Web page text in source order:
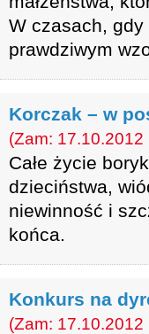
W czasach, gdy
prawdziwym
Korczak – w
(Zam: 17.10.2012
Całe życie
dzieciństwa,
niewinność i
końca.
Konkurs na
(Zam: 17.10.2012